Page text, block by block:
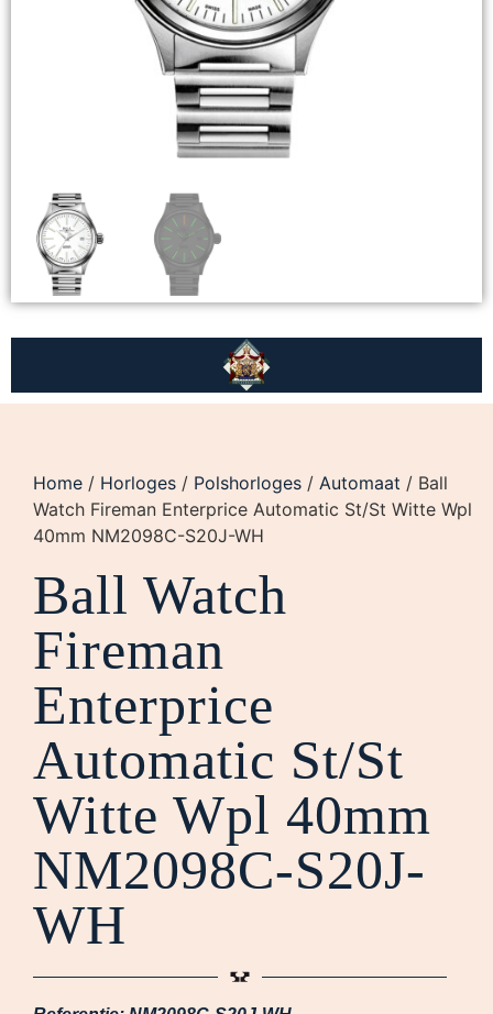
Home / Horloges / Polshorloges / Automaat / Ball
Watch Fireman Enterprice Automatic St/St Witte Wpl
40mm NM2098C-S20J-WH
Ball Watch
Fireman
Enterprice
Automatic St/St
Witte Wpl 40mm
NM2098C-S20J-
WH